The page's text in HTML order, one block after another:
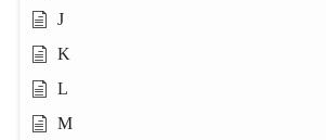
J
K
L
M